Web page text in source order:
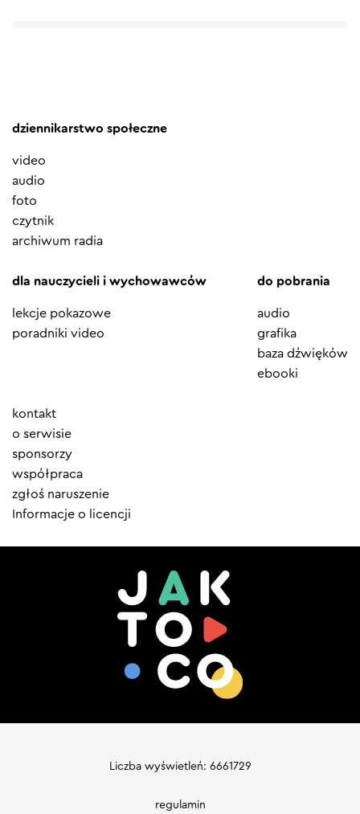
dziennikarstwo społeczne
video
audio
foto
czytnik
archiwum radia
dla nauczycieli i wychowawców
lekcje pokazowe
poradniki video
do pobrania
audio
grafika
baza dźwięków
ebooki
Element
menu
kontakt
o serwisie
sponsorzy
współpraca
zgłoś naruszenie
Informacje o licencji
Liczba wyświetleń: 6661729
regulamin